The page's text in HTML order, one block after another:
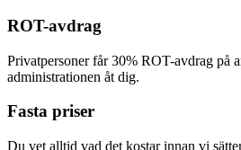
ROT-avdrag
Privatpersoner får 30% ROT-avdrag på
administrationen åt dig.
Fasta priser
Du vet alltid vad det kostar innan vi